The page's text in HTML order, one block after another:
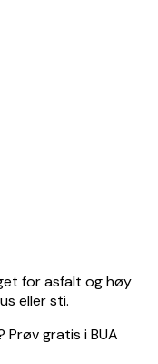
for asfalt og høy
eller sti.
gratis i BUA